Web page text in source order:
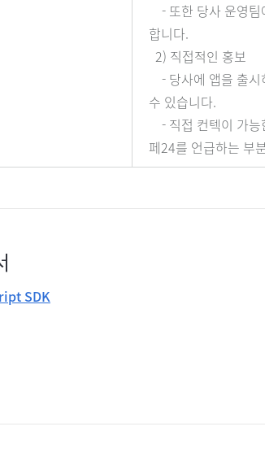
- 또한 당사 운영팀
합니다.
2) 직접적인 홍보
- 당사에 앱을 출시
수 있습니다.
- 직접 컨텍이 가능
페24를 언급하는 부
SDK